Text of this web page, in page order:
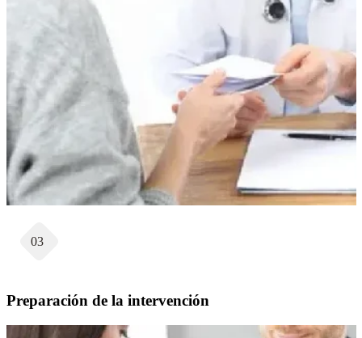
03
Preparación de la intervención